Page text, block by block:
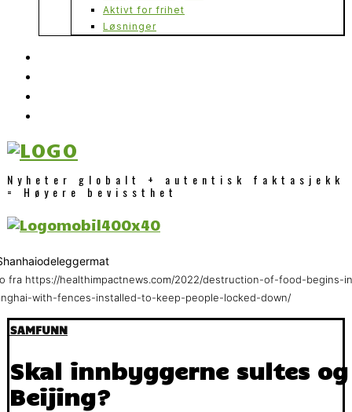
Aktivt for frihet
Løsninger
Nyheter globalt + autentisk faktasjekk
= Høyere bevissthet
fra https://healthimpactnews.com/2022/destruction-of-food-begins-
with-fences-installed-to-keep-people-locked-down/
SAMFUNN
Skal innbyggerne sultes
Beijing?